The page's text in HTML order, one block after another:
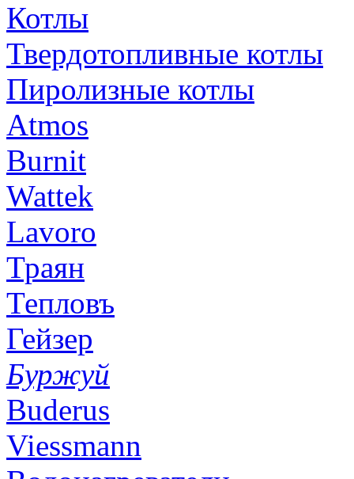
Котлы
Твердотопливные котлы
Пиролизные котлы
Atmos
Burnit
Wattek
Lavoro
Траян
Тепловъ
Гейзер
Буржуй
Buderus
Viessmann